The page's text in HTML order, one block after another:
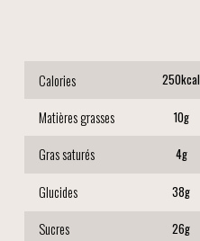
Calories 250kcal
Matières grasses 10g
Gras saturés 4g
Glucides 38g
Sucres 26g